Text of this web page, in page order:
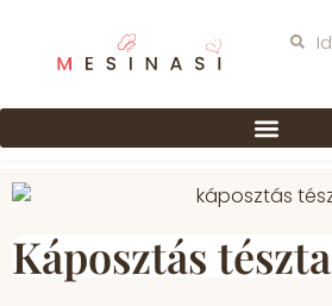
Káposztás tészta